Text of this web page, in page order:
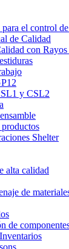
el control
de Calidad
con
y CSL2
Shelter
alta calidad
de
de